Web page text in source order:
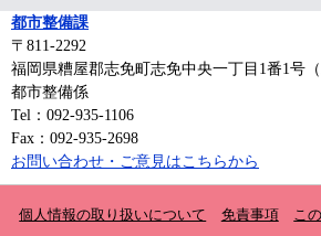
都市整備課
〒811-2292
福岡県糟屋郡志免町志免中央一丁目1番1号（
都市整備係
Tel：092-935-1106
Fax：092-935-2698
お問い合わせ・ご意見はこちらから
個人情報の取り扱いについて 免責事項
こ